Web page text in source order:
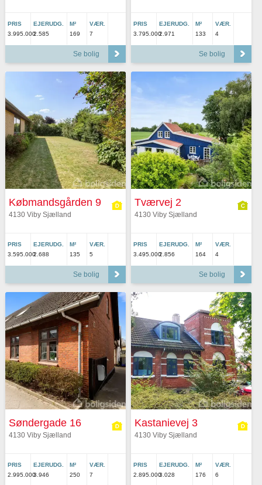
PRIS
3.995.000
EJERUDG.
2.585
M²
169
VÆR.
7
Se bolig
PRIS
3.795.000
EJERUDG.
2.971
M²
133
VÆR.
4
Se bolig
Købmandsgården 9
4130 Viby Sjælland
PRIS
3.595.000
EJERUDG.
2.688
M²
135
VÆR.
5
Se bolig
Tværvej 2
4130 Viby Sjælland
PRIS
3.495.000
EJERUDG.
2.856
M²
164
VÆR.
4
Se bolig
Søndergade 16
4130 Viby Sjælland
PRIS
2.995.000
EJERUDG.
3.946
M²
250
VÆR.
7
Kastanievej 3
4130 Viby Sjælland
PRIS
2.895.000
EJERUDG.
3.028
M²
176
VÆR.
6